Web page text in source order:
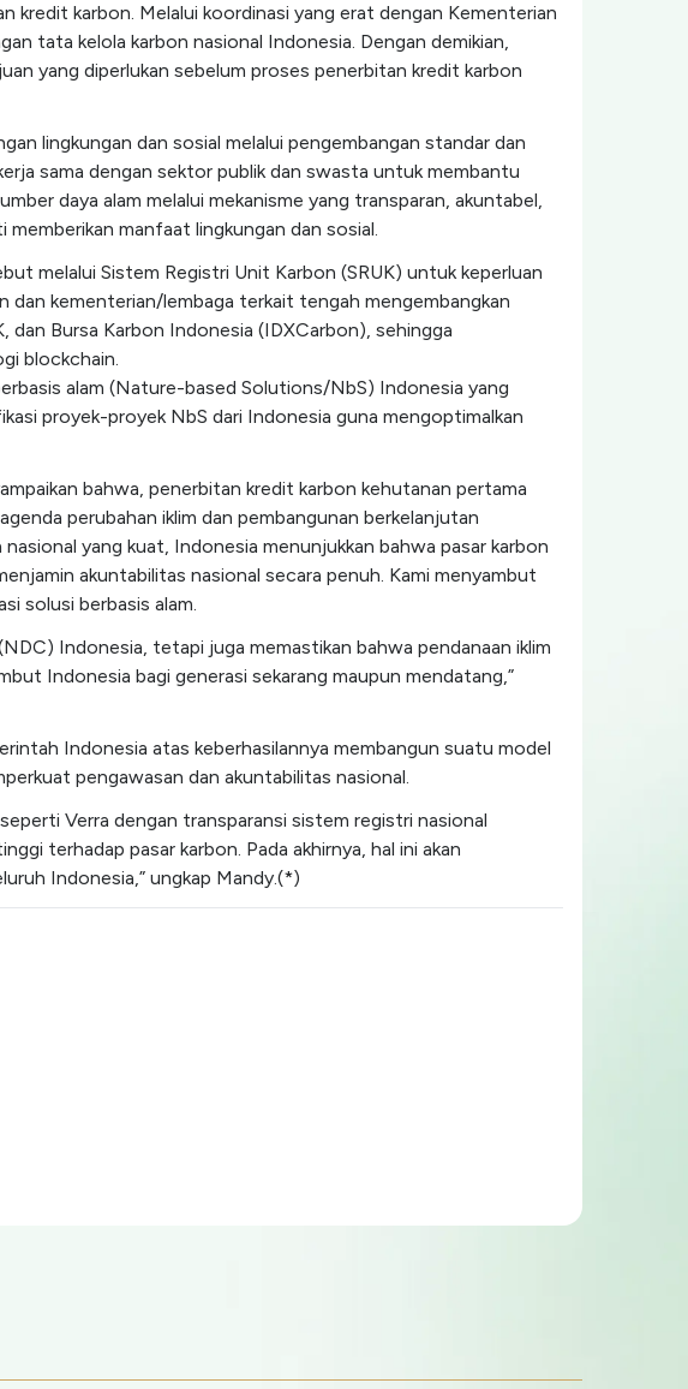
karbon. Melalui koordinasi yang erat dengan Kementerian
tata kelola karbon nasional Indonesia. Dengan demikian,
yang diperlukan sebelum proses penerbitan kredit karbon
lingkungan dan sosial melalui pengembangan standar dan
sama dengan sektor publik dan swasta untuk membantu
daya alam melalui mekanisme yang transparan, akuntabel,
manfaat lingkungan dan sosial.
melalui Sistem Registri Unit Karbon (SRUK) untuk keperluan
kementerian/lembaga terkait tengah mengembangkan
Bursa Karbon Indonesia (IDXCarbon), sehingga
blockchain.
alam (Nature-based Solutions/NbS) Indonesia yang
proyek-proyek NbS dari Indonesia guna mengoptimalkan
bahwa, penerbitan kredit karbon kehutanan pertama
perubahan iklim dan pembangunan berkelanjutan
yang kuat, Indonesia menunjukkan bahwa pasar karbon
akuntabilitas nasional secara penuh. Kami menyambut
solusi berbasis alam.
Indonesia, tetapi juga memastikan bahwa pendanaan iklim
Indonesia bagi generasi sekarang maupun mendatang,”
Indonesia atas keberhasilannya membangun suatu model
pengawasan dan akuntabilitas nasional.
Verra dengan transparansi sistem registri nasional
terhadap pasar karbon. Pada akhirnya, hal ini akan
Indonesia,” ungkap Mandy.(*)